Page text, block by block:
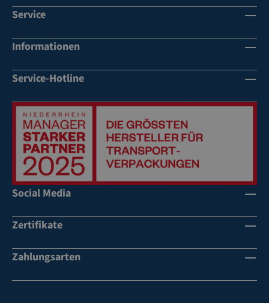
Service
Informationen
Service-Hotline
Social Media
Zertifikate
Zahlungsarten